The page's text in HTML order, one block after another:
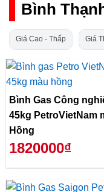
Bình
Giá Cao - Thấp Giá
Bình Gas Công
45kg PetroVietNam
Hồng
1820000₫